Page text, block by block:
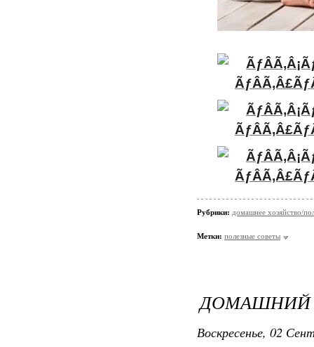
Рубрики: домашнее хозяйство/
Метки: полезные советы
ДОМАШНИЙ
Воскресенье, 02